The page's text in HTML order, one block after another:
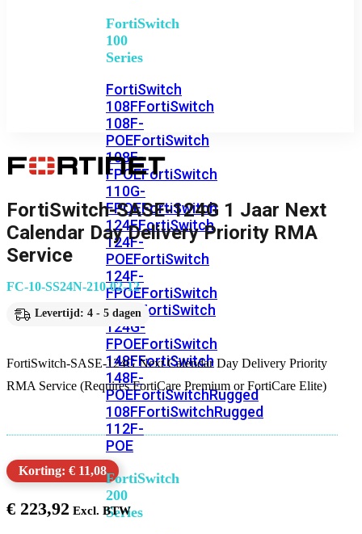
FortiSwitch
100
Series
FortiSwitch
108FFortiSwitch
108F-
POEFortiSwitch
108F-
FPOEFortiSwitch
110G-
FPOEFortiSwitch
124FFortiSwitch
124F-
POEFortiSwitch
124F-
FPOEFortiSwitch
124GFortiSwitch
124G-
FPOEFortiSwitch
148FFortiSwitch
148F-
POEFortiSwitchRugged
108FFortiSwitchRugged
112F-
POE
FortiSwitch
200
Series
FortiSwitch-SASE-124G 1 Jaar Next
Calendar Day Delivery Priority RMA
Service
FC-10-SS24N-210-02-12
Levertijd: 4 - 5 dagen
FortiSwitch-SASE-124G Next Calendar Day Delivery Priority
RMA Service (Requires FortiCare Premium or FortiCare Elite)
Korting: € 11,08
€ 223,92